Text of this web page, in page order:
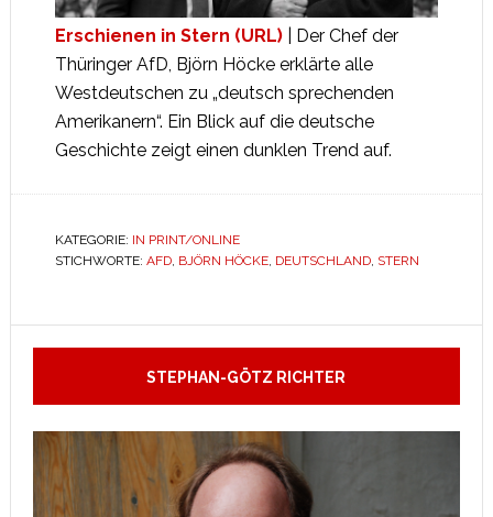
Erschienen in Stern (URL)
| Der Chef der
Thüringer AfD, Björn Höcke erklärte alle
Westdeutschen zu „deutsch sprechenden
Amerikanern“. Ein Blick auf die deutsche
Geschichte zeigt einen dunklen Trend auf.
KATEGORIE: IN PRINT/ONLINE
STICHWORTE: AFD, BJÖRN HÖCKE, DEUTSCHLAND, STERN
STEPHAN-GÖTZ RICHTER